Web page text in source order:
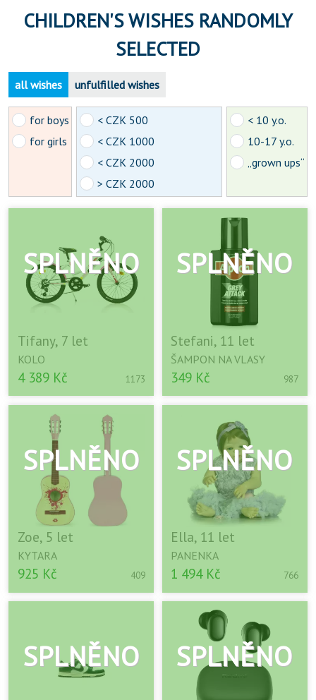
CHILDREN'S WISHES RANDOMLY
SELECTED
all wishes unfulfilled wishes
for boys
for girls
< CZK 500
< CZK 1000
< CZK 2000
> CZK 2000
< 10 y.o.
10-17 y.o.
„grown ups“
Tifany, 7 let
KOLO
4 389 Kč 1173
Stefani, 11 let
ŠAMPON NA VLASY
349 Kč 987
Zoe, 5 let
KYTARA
925 Kč 409
Ella, 11 let
PANENKA
1 494 Kč 766